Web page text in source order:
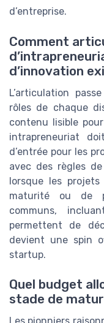
d’entreprise.
Comment
d’innovation
L’articulation
rôles de chaque
contenu lisible
intrapreneuriat
d’entrée pour les
avec des règles
lorsque les
maturité ou de
communs,
permettent de
devient une spin
startup.
Quel budget
stade de